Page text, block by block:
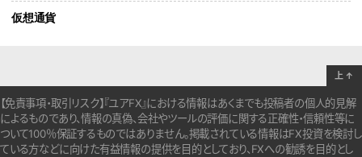
仮想通貨
【免責事項・取引リスク】『ユアFX』における情報はあくまでも投稿者の個人的見解
によるものであり、情報の真偽、会社やツールの評価に関する正確性・信頼性等に
ついて100％保証するものではありません。掲載されている情報はFX投資を検討し
ている方などに向けた有益情報の提供を目的としており、FXへの勧誘を目的とし
上 ↑